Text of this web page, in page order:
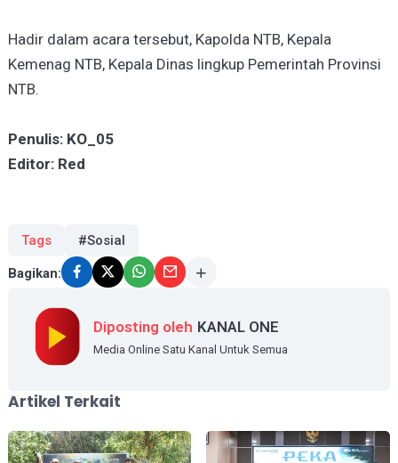
Hadir dalam acara tersebut, Kapolda NTB, Kepala
Kemenag NTB, Kepala Dinas lingkup Pemerintah Provinsi
NTB.
Penulis: KO_05
Editor: Red
Tags #Sosial
Bagikan:
Diposting oleh KANAL ONE
Media Online Satu Kanal Untuk Semua
Artikel Terkait